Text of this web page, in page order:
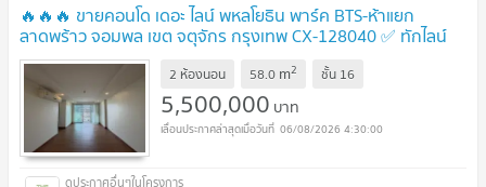
🔥🔥🔥 ขายคอนโด เดอะ ไลน์ พหลโยธิน พาร์ค BTS-ห้าแยก
ลาดพร้าว จอมพล เขต จตุจักร กรุงเทพ CX-128040 ✅ ทักไลน์
@connexproperty ตอบทันที ทีมงานมืออาชีพ ✅ 🔥🔥🔥
2 ห้องนอน 58.0 m2 ชั้น 16
5,500,000 บาท
06/08/2026 4:30:00